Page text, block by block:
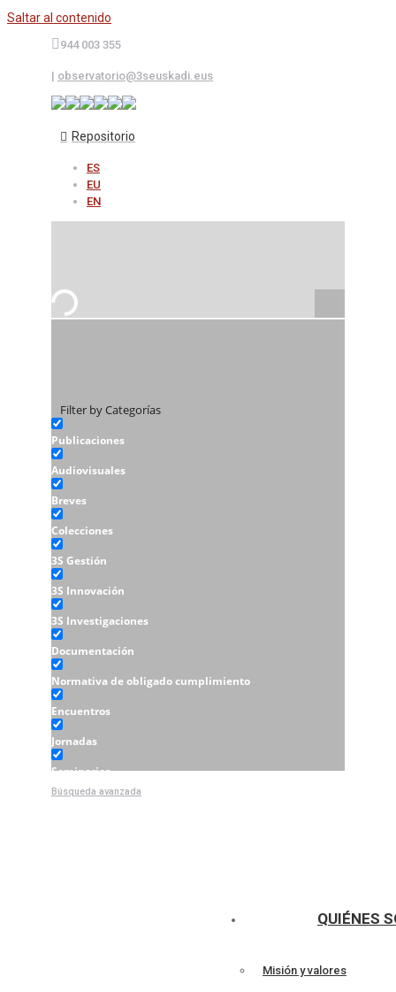
Saltar al contenido
944 003 355
| observatorio@3seuskadi.eus
Repositorio
ES
EU
EN
Filter by Categorías
Publicaciones
Audiovisuales
Breves
Colecciones
3S Gestión
3S Innovación
3S Investigaciones
Documentación
Normativa de obligado cumplimiento
Encuentros
Jornadas
Seminarios
Talleres
Búsqueda avanzada
QUIÉNES
Misión y valores